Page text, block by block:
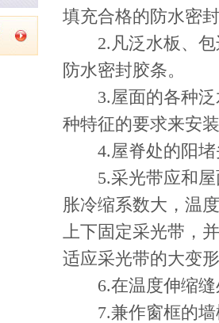
填充合格的防水密
2.凡泛水板、包
防水密封胶条。
3.屋面的各种泛
种特征的要求来安
4.屋脊处的阳堵
5.采光带应和屋
胀冷缩系数大，温
上下固定采光带，
适应采光带的大变
6.在温度伸缩缝
7.兼作窗框的墙